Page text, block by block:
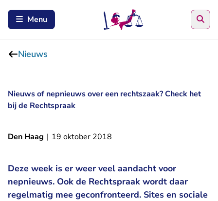
Menu
Nieuws
Nieuws of nepnieuws over een rechtszaak? Check het
bij de Rechtspraak
Den Haag | 19 oktober 2018
Deze week is er weer veel aandacht voor
nepnieuws. Ook de Rechtspraak wordt daar
regelmatig mee geconfronteerd. Sites en sociale